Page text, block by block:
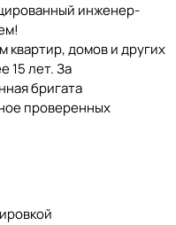
инженер-
квартир, домов и других
15 лет. За
бригата
проверенных
работой и временем
только своим делом,